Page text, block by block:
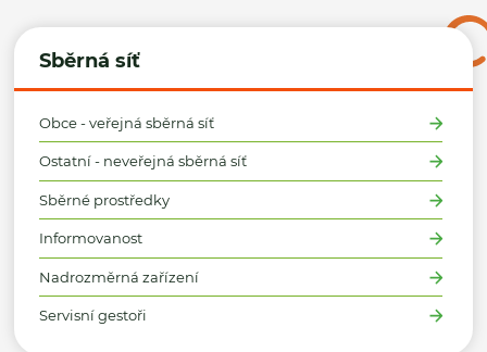
Sběrná síť
Obce - veřejná sběrná síť
Ostatní - neveřejná sběrná síť
Sběrné prostředky
Informovanost
Nadrozměrná zařízení
Servisní gestoři